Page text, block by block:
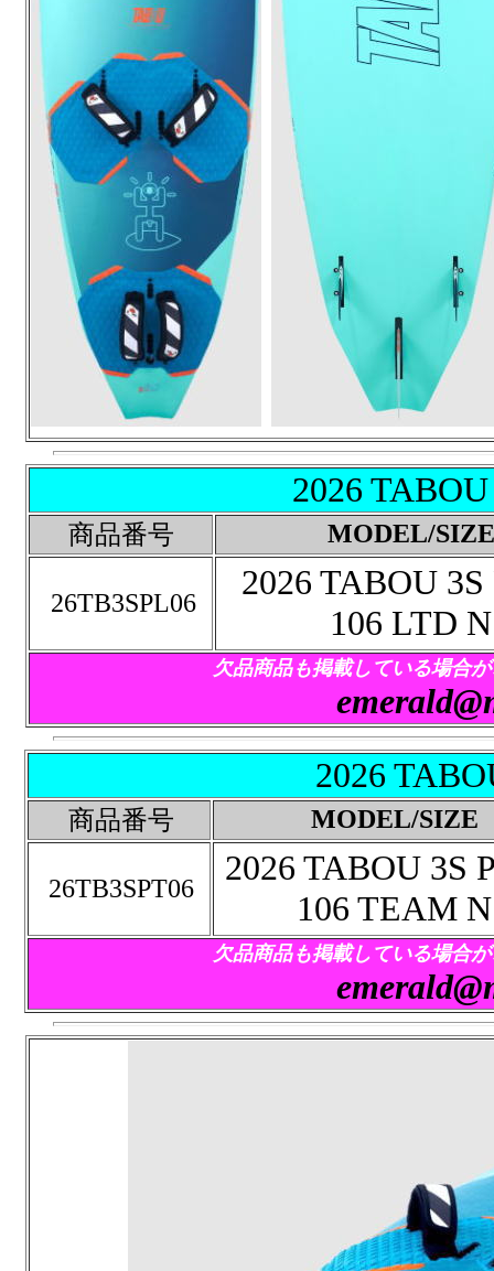
2026
商品番号 MODEL/SIZE
26TB3SPL06
2026 TABOU
106 LTD N
欠品商品も掲載している場合
2026
商品番号 MODEL/SIZE
26TB3SPT06
2026 TABOU 3S
106 TEAM N
欠品商品も掲載している場合